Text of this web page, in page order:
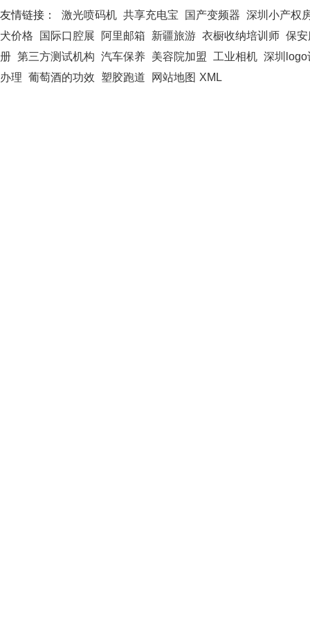
友情链接： 激光喷码机 共享充电宝 国产变频器 深圳小产权
犬价格
国际口腔展 阿里邮箱 新疆旅游 衣橱收纳培训师 保
册 第三方测试机构 汽车保养 美容院加盟 工业相机 深圳logo
办理 葡萄酒的功效 塑胶跑道 网站地图 XML